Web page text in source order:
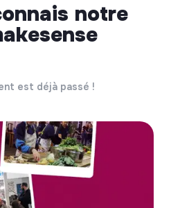
notre
est déjà passé !